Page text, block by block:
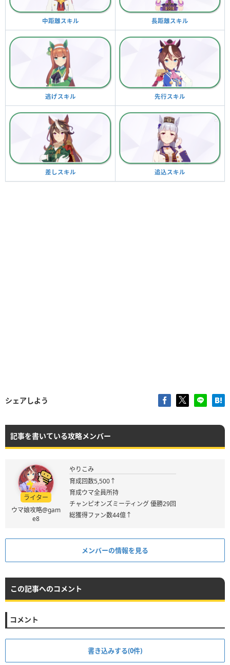
中距離スキル 長距離スキル
逃げスキル 先行スキル
差しスキル 追込スキル
シェアしよう
記事を書いている攻略メンバー
ライター
ウマ娘攻略@gam
e8
やりこみ
育成回数5,500↑
育成ウマ全員所持
チャンピオンズミーティング 優勝29回
総獲得ファン数44億↑
メンバーの情報を見る
この記事へのコメント
コメント
書き込みする(0件)